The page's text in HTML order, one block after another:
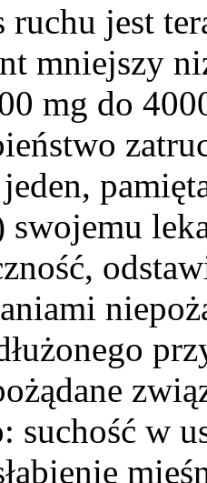
ruchu jest
mniejszy
mg do
w